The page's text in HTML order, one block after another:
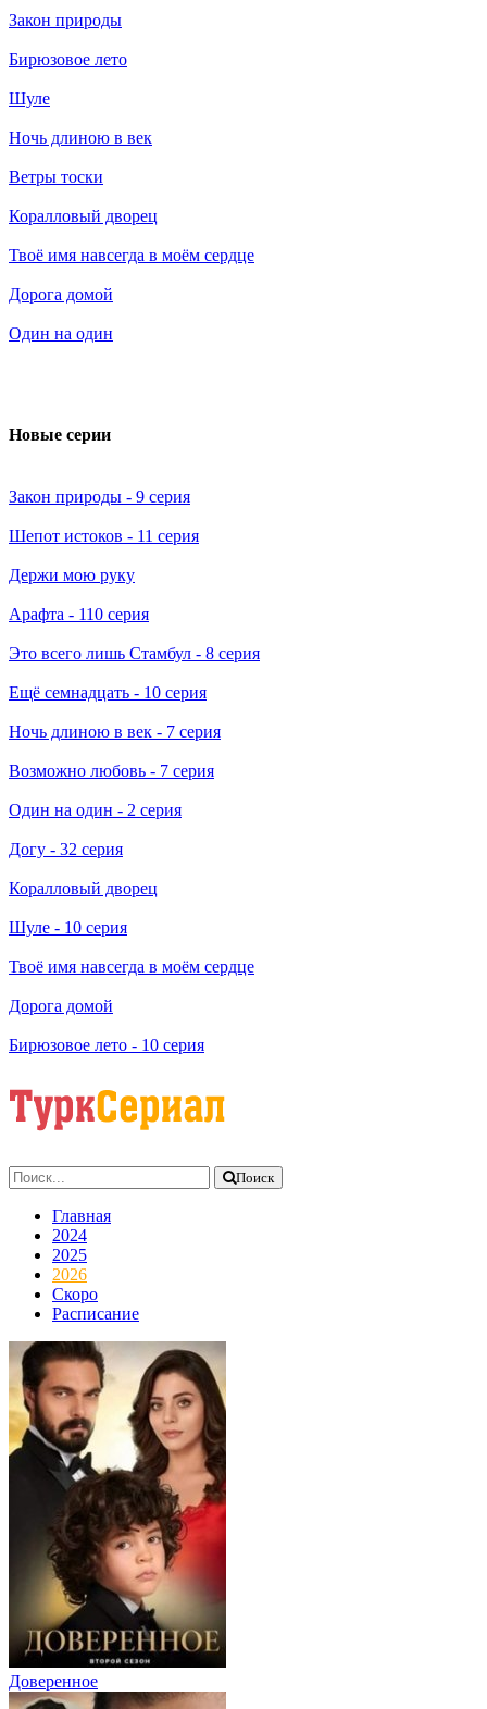
Закон природы
Бирюзовое лето
Шуле
Ночь длиною в век
Ветры тоски
Коралловый дворец
Твоё имя навсегда в моём сердце
Дорога домой
Один на один
Новые серии
Закон природы - 9 серия
Шепот истоков - 11 серия
Держи мою руку
Арафта - 110 серия
Это всего лишь Стамбул - 8 серия
Ещё семнадцать - 10 серия
Ночь длиною в век - 7 серия
Возможно любовь - 7 серия
Один на один - 2 серия
Догу - 32 серия
Коралловый дворец
Шуле - 10 серия
Твоё имя навсегда в моём сердце
Дорога домой
Бирюзовое лето - 10 серия
Поиск
Главная
2024
2025
2026
Скоро
Расписание
Доверенное